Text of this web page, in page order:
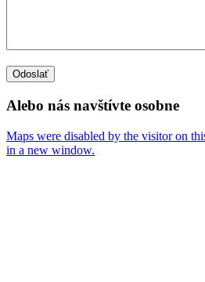
Alebo nás navštívte osobne
Maps were disabled by the visitor on
in a new window.